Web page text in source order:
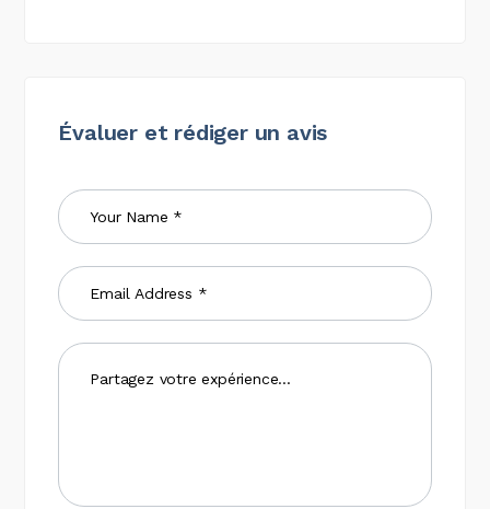
Évaluer et rédiger un avis